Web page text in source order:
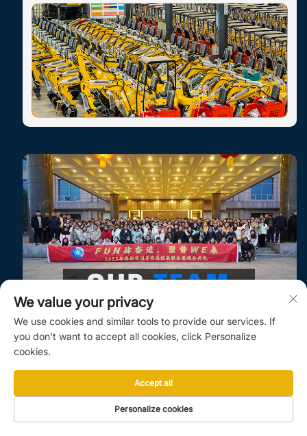
We value your privacy
We use cookies and similar tools to provide our services. If
you don't want to accept all cookies, click Personalize
cookies.
Personalize cookies
Accept all